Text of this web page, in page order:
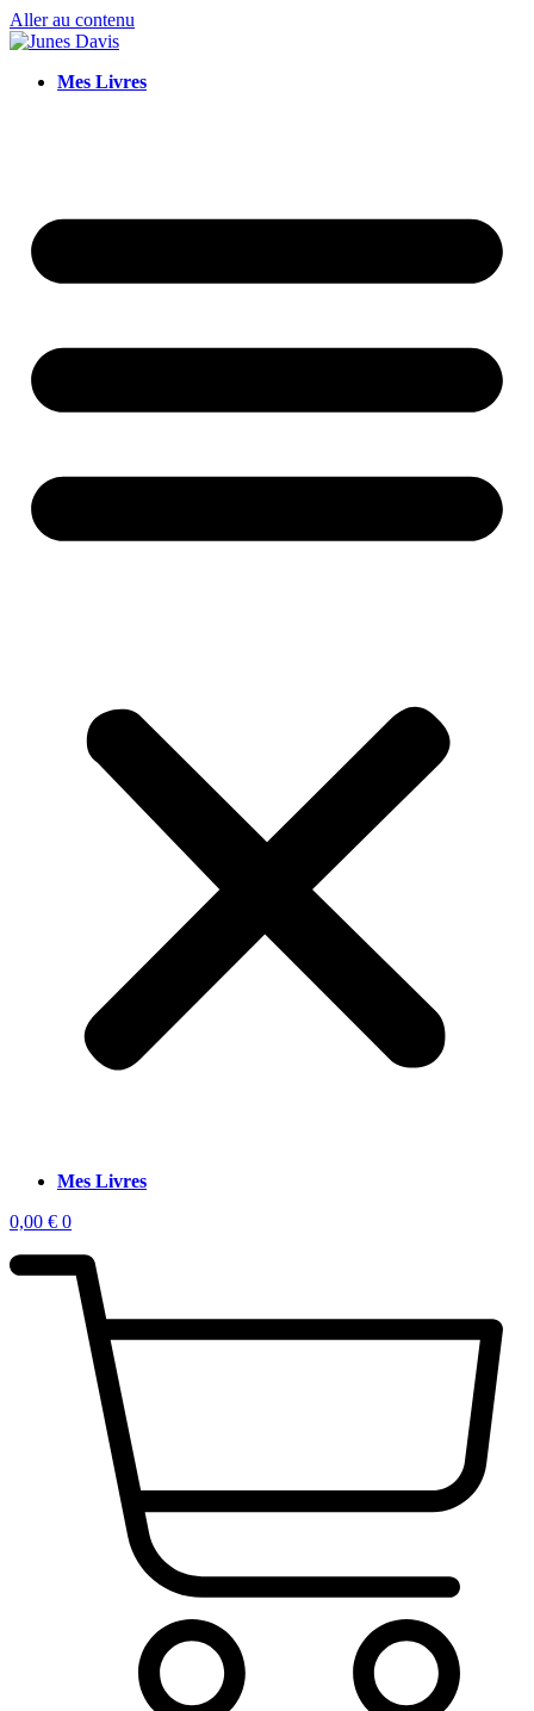
Aller au contenu
Mes Livres
Mes Livres
0,00 € 0